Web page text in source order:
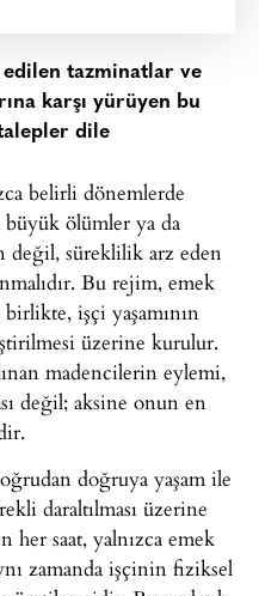
tazminatlar ve
karşı yürüyen bu
dile
belirli dönemlerde
ölümler ya da
değil, süreklilik arz eden
Bu rejim, emek
işçi yaşamının
üzerine kurulur.
madencilerin eylemi,
değil; aksine onun en
doğruya yaşam ile
daraltılması üzerine
saat, yalnızca emek
zamanda işçinin fiziksel